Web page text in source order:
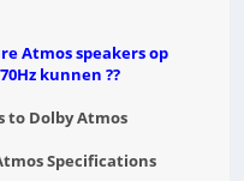
Atmos speakers op
kunnen ??
to Dolby Atmos
Specifications